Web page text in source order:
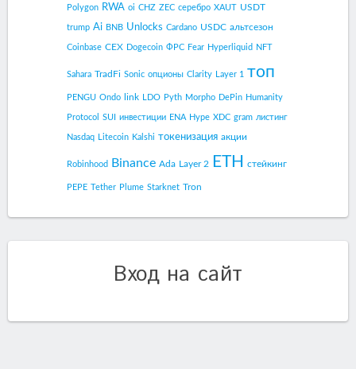
Polygon RWA oi CHZ ZEC серебро XAUT USDT
trump Ai BNB Unlocks Cardano USDC альтсезон
Coinbase CEX Dogecoin ФРС Fear Hyperliquid NFT
Sahara TradFi Sonic опционы Clarity Layer 1 топ
PENGU Ondo link LDO Pyth Morpho DePin Humanity
Protocol SUI инвестиции ENA Hype XDC gram листинг
Nasdaq Litecoin Kalshi токенизация акции
Robinhood Binance Ada Layer 2 ETH стейкинг
PEPE Tether Plume Starknet Tron
Вход на сайт